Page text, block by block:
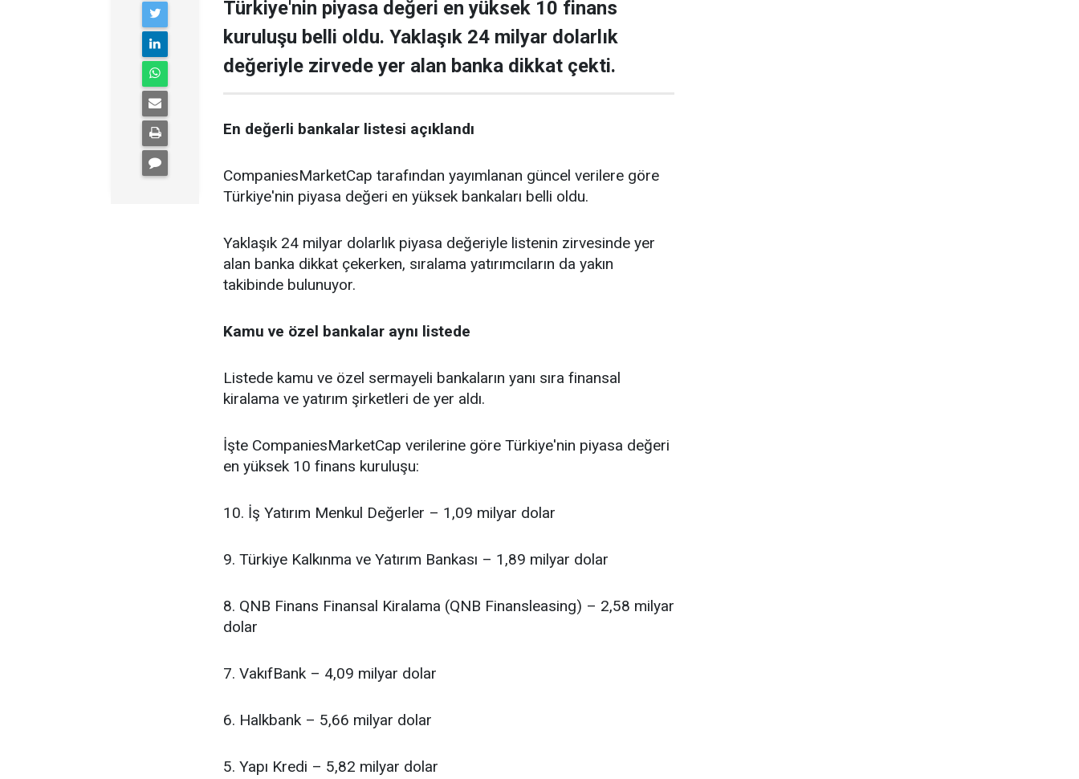
Türkiye'nin piyasa değeri en yüksek 10 finans
kuruluşu belli oldu. Yaklaşık 24 milyar dolarlık
değeriyle zirvede yer alan banka dikkat çekti.
En değerli bankalar listesi açıklandı
CompaniesMarketCap tarafından yayımlanan güncel verilere göre
Türkiye'nin piyasa değeri en yüksek bankaları belli oldu.
Yaklaşık 24 milyar dolarlık piyasa değeriyle listenin zirvesinde yer
alan banka dikkat çekerken, sıralama yatırımcıların da yakın
takibinde bulunuyor.
Kamu ve özel bankalar aynı listede
Listede kamu ve özel sermayeli bankaların yanı sıra finansal
kiralama ve yatırım şirketleri de yer aldı.
İşte CompaniesMarketCap verilerine göre Türkiye'nin piyasa değeri
en yüksek 10 finans kuruluşu:
10. İş Yatırım Menkul Değerler – 1,09 milyar dolar
9. Türkiye Kalkınma ve Yatırım Bankası – 1,89 milyar dolar
8. QNB Finans Finansal Kiralama (QNB Finansleasing) – 2,58 milyar
dolar
7. VakıfBank – 4,09 milyar dolar
6. Halkbank – 5,66 milyar dolar
5. Yapı Kredi – 5,82 milyar dolar